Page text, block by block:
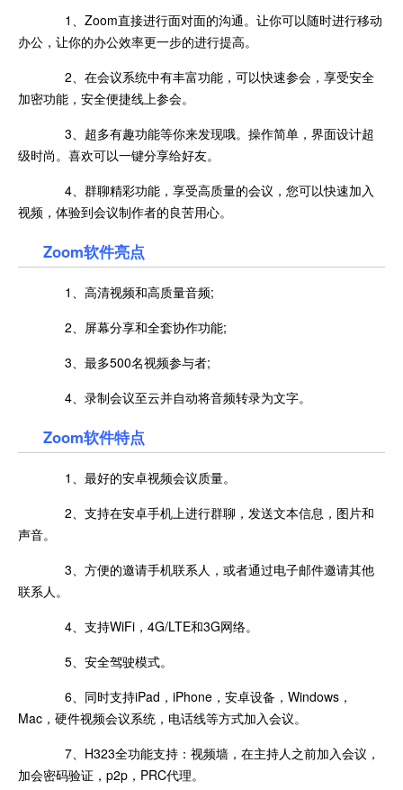
1、Zoom直接进行面对面的沟通。让你可以随时进行移动
办公，让你的办公效率更一步的进行提高。
2、在会议系统中有丰富功能，可以快速参会，享受安全
加密功能，安全便捷线上参会。
3、超多有趣功能等你来发现哦。操作简单，界面设计超
级时尚。喜欢可以一键分享给好友。
4、群聊精彩功能，享受高质量的会议，您可以快速加入
视频，体验到会议制作者的良苦用心。
Zoom软件亮点
1、高清视频和高质量音频;
2、屏幕分享和全套协作功能;
3、最多500名视频参与者;
4、录制会议至云并自动将音频转录为文字。
Zoom软件特点
1、最好的安卓视频会议质量。
2、支持在安卓手机上进行群聊，发送文本信息，图片和
声音。
3、方便的邀请手机联系人，或者通过电子邮件邀请其他
联系人。
4、支持WiFi，4G/LTE和3G网络。
5、安全驾驶模式。
6、同时支持iPad，iPhone，安卓设备，Windows，
Mac，硬件视频会议系统，电话线等方式加入会议。
7、H323全功能支持：视频墙，在主持人之前加入会议，
加会密码验证，p2p，PRC代理。